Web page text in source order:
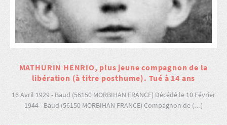
MATHURIN HENRIO, plus jeune compagnon de la
libération (à titre posthume). Tué à 14 ans
16 Avril 1929 - Baud (56150 MORBIHAN FRANCE) Décédé le 10 Février
1944 - Baud (56150 MORBIHAN FRANCE) Compagnon de (…)